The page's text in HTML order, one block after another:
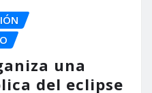
una
del eclipse